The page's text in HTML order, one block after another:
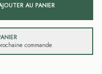
AU PANIER
commande